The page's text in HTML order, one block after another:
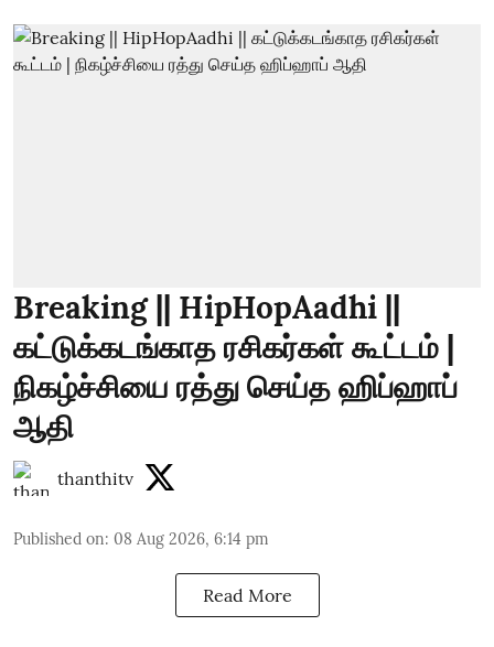
Breaking || HipHopAadhi ||
கட்டுக்கடங்காத ரசிகர்கள் கூட்டம் |
நிகழ்ச்சியை ரத்து செய்த ஹிப்ஹாப்
ஆதி
thanthitv
Published on: 08 Aug 2026, 6:14 pm
Read More